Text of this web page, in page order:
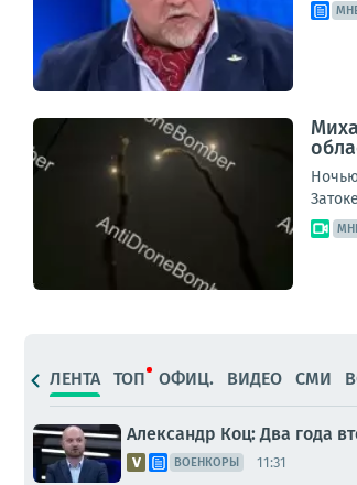
ЛЕНТА ТОП ОФИЦ. ВИДЕО СМИ
Александр Коц: Два года
ВОЕНКОРЫ 11:31